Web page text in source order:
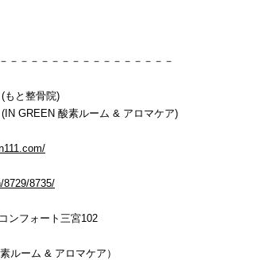
－－－－－－－－－－－－－－－－
もと整骨院)
GREEN 酸素ルーム & アロマケア)
8729/8735/
ンフォート三宮102
素ルーム & アロマケア）